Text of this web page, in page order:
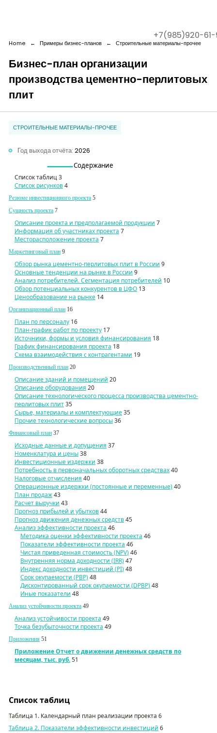
Company
Contact us
+7(985)920-
Home ← Примеры бизнес-планов ← Строительные материалы-прочее
Бизнес-план организации
производства цементно-перлитовых
плит
СТРОИТЕЛЬНЫЕ МАТЕРИАЛЫ-ПРОЧЕЕ
Год выхода отчёта: 2026
Содержание
Список таблиц3
Список рисунков4
Резюме инвестиционного проекта 5
Сущность проекта 7
Описание проекта и предполагаемой продукции 7
Информация об участниках проекта 7
Месторасположение проекта 7
Маркетинговый план 9
Обзор рынка цементно-перлитовых плит в России 9
Основные тенденции на рынке в России 9
Анализ потребителей. Сегментация потребителей 10
Обзор потенциальных конкурентов в ЦФО 13
Ценообразование на рынке 14
Организационный план 16
План по персоналу 16
План-график работ по проекту 17
Источники, формы и условия финансирования 18
График финансирования проекта 18
Схема взаимодействия с контрагентами 19
Производственный план 20
Описание зданий и помещений 20
Описание оборудования 20
Описание технологического процесса производства цементно-
перлитовых плит35
Сырье, материалы и комплектующие35
Прочие технологические вопросы36
Финансовый план 37
Исходные данные и допущения 37
Номенклатура и цены38
Инвестиционные издержки 38
Потребность в первоначальных оборотных средствах40
Налоговые отчисления 40
Операционные издержки (постоянные и переменные)40
План продаж43
Расчет выручки 43
Прогноз прибылей и убытков44
Прогноз движения денежных средств45
Анализ эффективности проекта 46
Методика оценки эффективности проекта 46
Показатели эффективности проекта 46
Чистая приведенная стоимость (NPV)46
Внутренняя норма доходности (IRR)47
Индекс доходности инвестиций (PI)48
Срок окупаемости (PBP)48
Дисконтированный срок окупаемости (DPBP)48
Иные показатели 48
Анализ устойчивости проекта 49
Анализ устойчивости проекта 49
Точка безубыточности проекта 49
Приложения 51
Приложение Отчет о движении денежных средств по
месяцам, тыс. руб.51
Список таблиц
Таблица 1. Календарный план реализации проекта 6
Таблица 2. Показатели эффективности инвестиций 6